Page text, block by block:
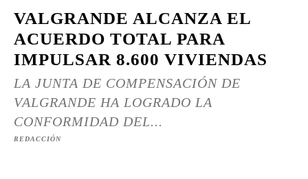
VALGRANDE ALCANZA EL
ACUERDO TOTAL PARA
IMPULSAR 8.600 VIVIENDAS
LA JUNTA DE COMPENSACIÓN DE
VALGRANDE HA LOGRADO LA
CONFORMIDAD DEL...
REDACCIÓN